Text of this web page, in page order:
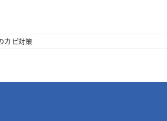
カビ対策